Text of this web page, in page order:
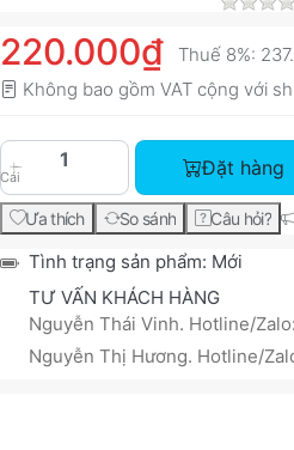
220.000₫ Thuế 8%:
Không bao gồm VAT cộng với
Cái
HP 564 Yellow
Đặt hàng
Ưa thích So sánh Câu hỏi?
Tình trạng sản phẩm: Mới
TƯ VẤN KHÁCH HÀNG
Nguyễn Thái Vinh. Hotline/Zalo:
Nguyễn Thị Hương. Hotline/